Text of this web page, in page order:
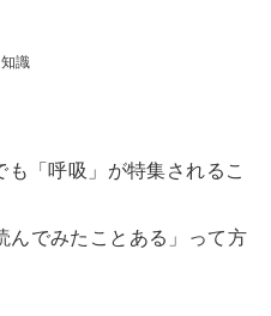
識
「呼吸」が特集されるこ
んでみたことある」って方